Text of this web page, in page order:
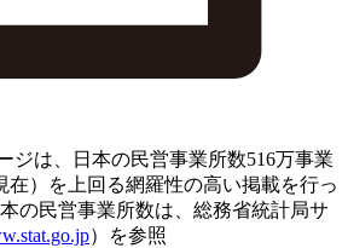
ジは、日本の民営事業所数516万事業
在）を上回る網羅性の高い掲載を行っ
の民営事業所数は、総務省統計局サ
）を参照